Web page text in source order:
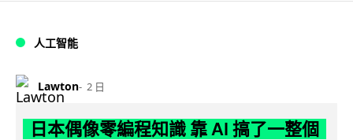
人工智能
Lawton 2 日
日本偶像零編程知識 靠 AI 搞了一整個